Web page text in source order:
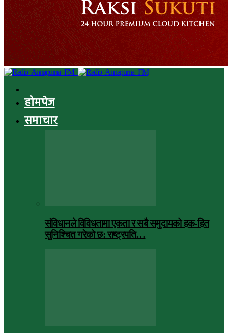
होमपेज
समाचार
संविधानले विविधतामा एकता र सबै समुदायको हक-हित
सुनिश्चित गरेको छ: राष्ट्रपति…